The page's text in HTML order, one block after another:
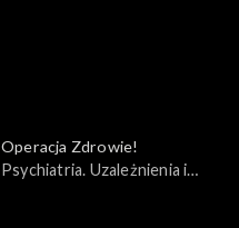
Operacja Zdrowie!
Psychiatria. Uzależnienia i